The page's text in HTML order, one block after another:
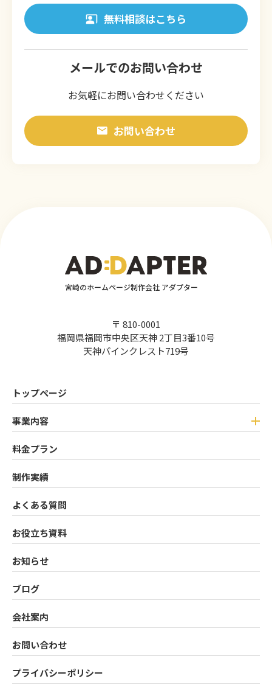
無料相談はこちら
メールでのお問い合わせ
お気軽にお問い合わせください
お問い合わせ
宮崎のホームページ制作会社 アダプター
〒 810-0001
福岡県福岡市中央区天神 2丁目3番10号
天神パインクレスト719号
トップページ
事業内容
料金プラン
制作実績
よくある質問
お役立ち資料
お知らせ
ブログ
会社案内
お問い合わせ
プライバシーポリシー